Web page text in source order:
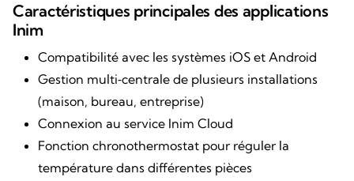
Caractéristiques principales des applications
Inim
Compatibilité avec les systèmes iOS et Android
Gestion multi‑centrale de plusieurs installations
(maison, bureau, entreprise)
Connexion au service Inim Cloud
Fonction chronothermostat pour réguler la
température dans différentes pièces